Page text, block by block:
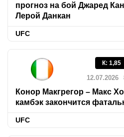
прогноз на бой Джаред
Лерой Данкан
UFC
К: 1,85
12.07.2026
Конор Макгрегор – Макс
камбэк закончится
UFC